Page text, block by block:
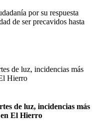
por su respuesta
de ser precavidos hasta
de luz, incidencias más
en El Hierro